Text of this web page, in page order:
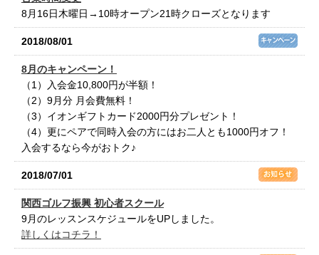
8月16日木曜日→10時オープン21時クローズとなります
2018/08/01
8月のキャンペーン！
（1）入会金10,800円が半額！
（2）9月分 月会費無料！
（3）イオンギフトカード2000円分プレゼント！
（4）更にペアで同時入会の方にはお二人とも1000円オフ！
入会するなら今がおトク♪
2018/07/01
関西ゴルフ振興 初心者スクール
9月のレッスンスケジュールをUPしました。
詳しくはコチラ！